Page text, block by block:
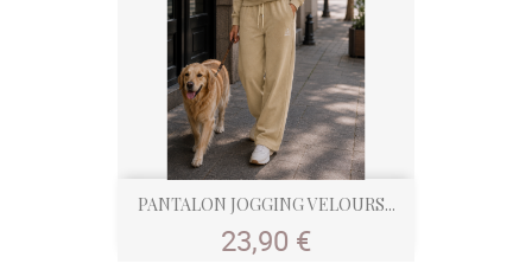
PANTALON JOGGING VELOURS...
Prix
23,90 €